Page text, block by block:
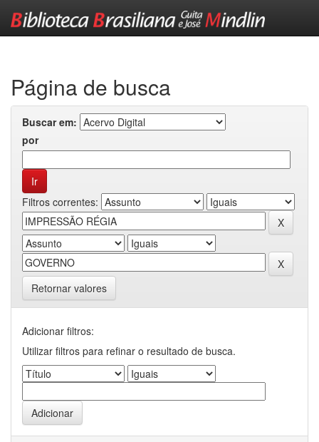
Página de busca
Buscar em:
por
Filtros correntes:
Retornar valores
Adicionar filtros:
Utilizar filtros para refinar o resultado de busca.